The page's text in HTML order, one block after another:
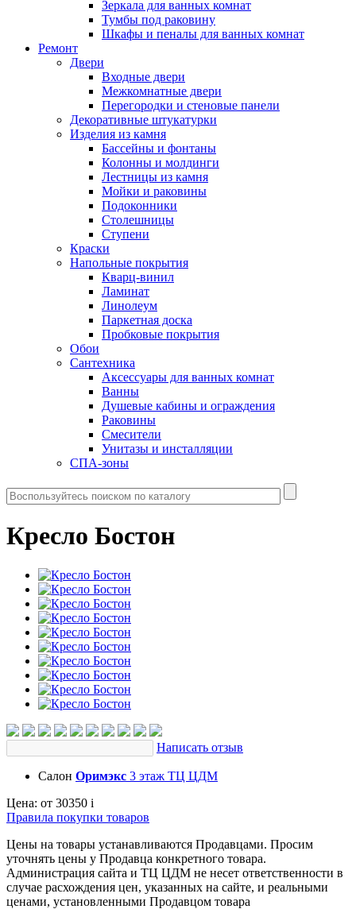
Зеркала для ванных комнат
Тумбы под раковину
Шкафы и пеналы для ванных комнат
Ремонт
Двери
Входные двери
Межкомнатные двери
Перегородки и стеновые панели
Декоративные штукатурки
Изделия из камня
Бассейны и фонтаны
Колонны и молдинги
Лестницы из камня
Мойки и раковины
Подоконники
Столешницы
Ступени
Краски
Напольные покрытия
Кварц-винил
Ламинат
Линолеум
Паркетная доска
Пробковые покрытия
Обои
Сантехника
Аксессуары для ванных комнат
Ванны
Душевые кабины и ограждения
Раковины
Смесители
Унитазы и инсталляции
СПА-зоны
Кресло Бостон
Написать отзыв
Салон Оримэкс 3 этаж ТЦ ЦДМ
Цена: от 30350 i
Правила покупки товаров
Цены на товары устанавливаются Продавцами. Просим
уточнять цены у Продавца конкретного товара.
Администрация сайта и ТЦ ЦДМ не несет ответственности в
случае расхождения цен, указанных на сайте, и реальными
ценами, установленными Продавцом товара